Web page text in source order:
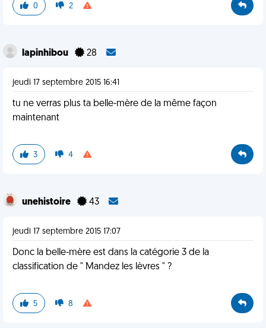
0 2
lapinhibou 28
jeudi 17 septembre 2015 16:41
tu ne verras plus ta belle-mère de la même façon
maintenant
3 4
unehistoire 43
jeudi 17 septembre 2015 17:07
Donc la belle-mère est dans la catégorie 3 de la
classification de " Mandez les lèvres " ?
5 8